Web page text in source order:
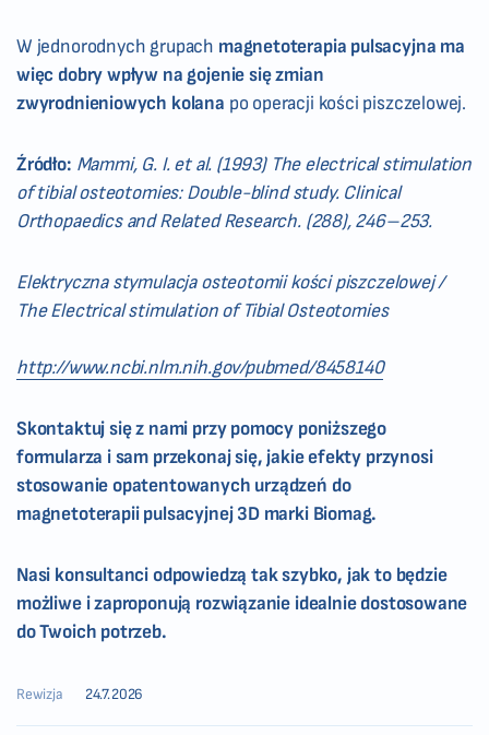
W jednorodnych grupach magnetoterapia pulsacyjna ma
więc dobry wpływ na gojenie się zmian
zwyrodnieniowych kolana po operacji kości piszczelowej.
Źródło: Mammi, G. I. et al. (1993) The electrical stimulation
of tibial osteotomies: Double-blind study. Clinical
Orthopaedics and Related Research. (288), 246–253.
Elektryczna stymulacja osteotomii kości piszczelowej /
The Electrical stimulation of Tibial Osteotomies
http://www.ncbi.nlm.nih.gov/pubmed/8458140
Skontaktuj się z nami przy pomocy poniższego
formularza i sam przekonaj się, jakie efekty przynosi
stosowanie opatentowanych urządzeń do
magnetoterapii pulsacyjnej 3D marki Biomag.
Nasi konsultanci odpowiedzą tak szybko, jak to będzie
możliwe i zaproponują rozwiązanie idealnie dostosowane
do Twoich potrzeb.
Rewizja 24.7.2026